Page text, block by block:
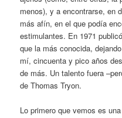
menos), y a encontrarse, en
más afín, en el que podía
estimulantes. En 1971
que la más conocida,
mí, cincuenta y pico años
de más. Un talento fuera
de Thomas Tryon.
Lo primero que vemos es